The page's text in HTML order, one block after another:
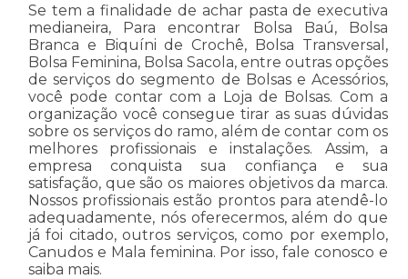
Se tem a finalidade de achar pasta de executiva
medianeira, Para encontrar Bolsa Baú, Bolsa
Branca e Biquíni de Crochê, Bolsa Transversal,
Bolsa Feminina, Bolsa Sacola, entre outras opções
de serviços do segmento de Bolsas e Acessórios,
você pode contar com a Loja de Bolsas. Com a
organização você consegue tirar as suas dúvidas
sobre os serviços do ramo, além de contar com os
melhores profissionais e instalações. Assim, a
empresa conquista sua confiança e sua
satisfação, que são os maiores objetivos da marca.
Nossos profissionais estão prontos para atendê-lo
adequadamente, nós oferecermos, além do que
já foi citado, outros serviços, como por exemplo,
Canudos e Mala feminina. Por isso, fale conosco e
saiba mais.